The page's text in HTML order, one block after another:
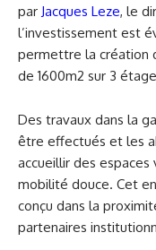
par Jacques Leze, le
l’investissement est
permettre la création
de 1600m2 sur 3
Des travaux dans la
être effectués et les
accueillir des
mobilité douce. Cet
conçu dans la
partenaires